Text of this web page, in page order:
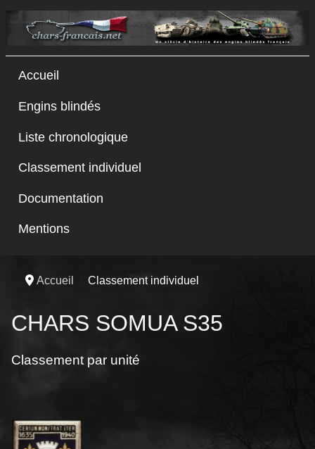
Accueil
Engins blindés
Liste chronologique
Classement individuel
Documentation
Mentions
Accueil Classement individuel
CHARS SOMUA S35
Classement par unité